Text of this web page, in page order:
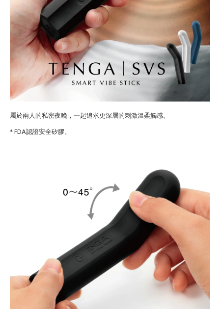
屬於兩人的私密夜晚，一起追求更深層的刺激溫柔觸感。
* FDA認證安全矽膠。